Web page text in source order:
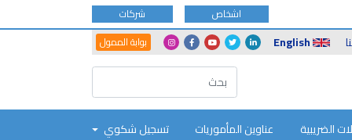
اشخاص شركات
English
Social
Icons
Another
Portals
بوابة الممول
الضريبية عناوين المأموريات تسجيل شكوي